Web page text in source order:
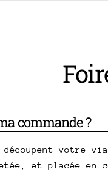
commande ?
découpent votre
et placée en